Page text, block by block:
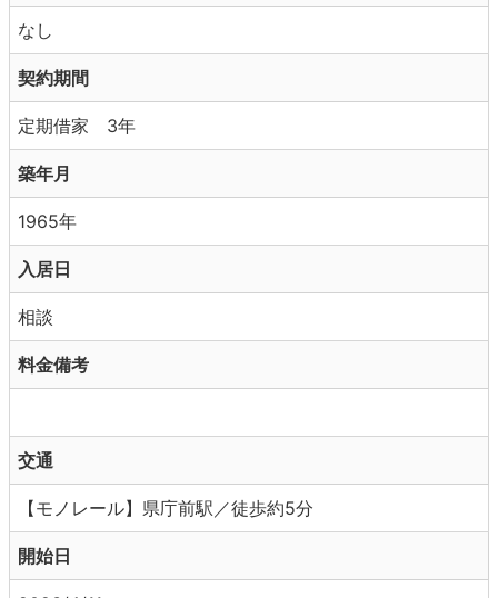
なし
契約期間
定期借家 3年
築年月
1965年
入居日
相談
料金備考
交通
【モノレール】県庁前駅／徒歩約5分
開始日